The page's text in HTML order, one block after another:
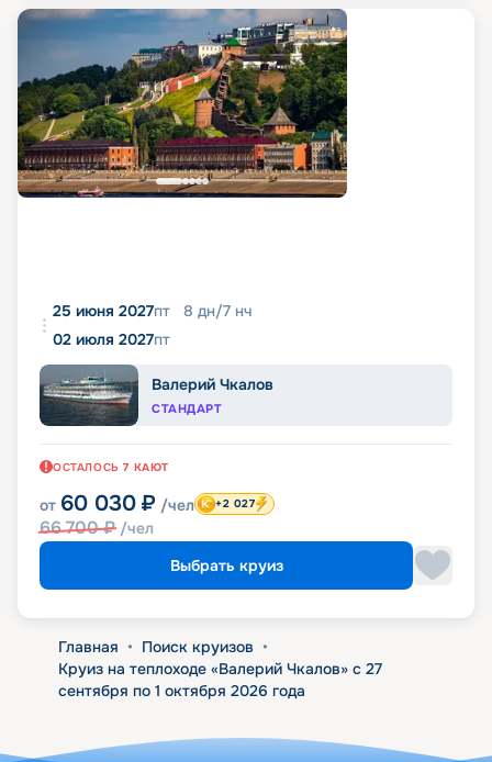
25 июня 2027пт 8 дн/7 нч
02 июля 2027пт
Валерий Чкалов
СТАНДАРТ
ОСТАЛОСЬ 7 КАЮТ
от 60 030 ₽ /чел
66 700₽ /чел
+2 027
Выбрать круиз
Главная • Поиск круизов •
Круиз на теплоходе «Валерий Чкалов» с 27
сентября по 1 октября 2026 года